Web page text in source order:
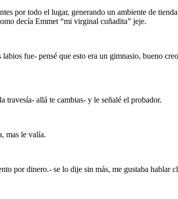
por todo el lugar, generando un ambiente de
decía Emmet “mi virginal cuñadita” jeje.
fue- pensé que esto era un gimnasio, bueno
allá te cambias- y le señalé el probador.
mas le valía.
por dinero.- se lo dije sin más, me gustaba hablar